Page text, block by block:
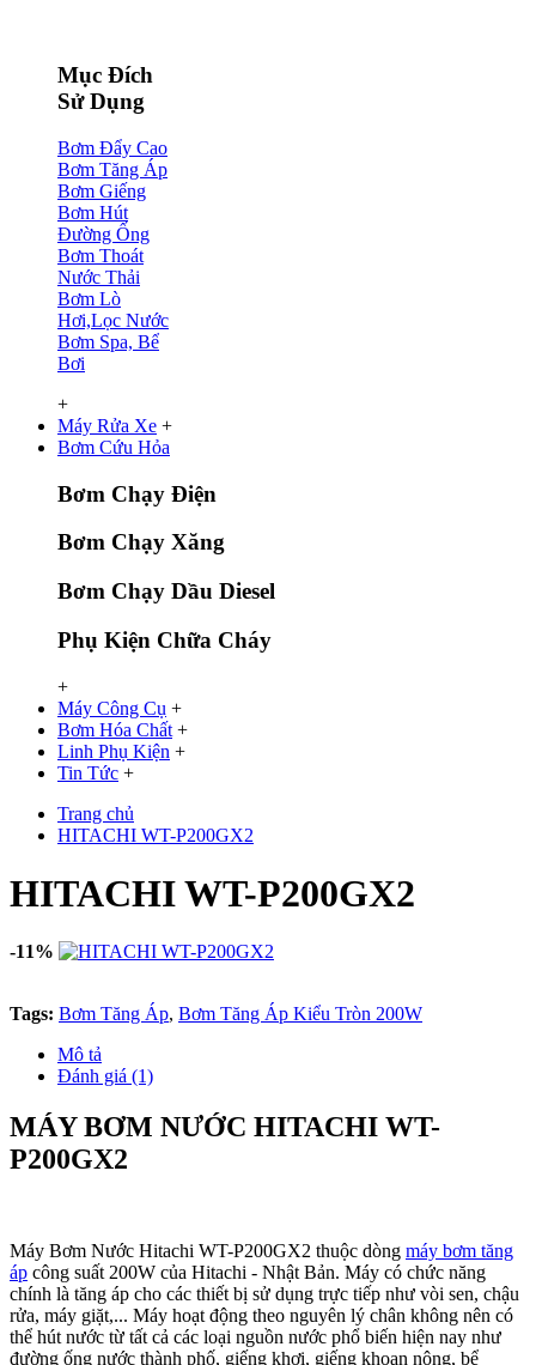
Mục Đích
Sử Dụng
Bơm Đẩy Cao
Bơm Tăng Áp
Bơm Giếng
Bơm Hút
Đường Ống
Bơm Thoát
Nước Thải
Bơm Lò
Hơi,Lọc Nước
Bơm Spa, Bể
Bơi
+
Máy Rửa Xe +
Bơm Cứu Hỏa
Bơm Chạy Điện
Bơm Chạy Xăng
Bơm Chạy Dầu Diesel
Phụ Kiện Chữa Cháy
+
Máy Công Cụ +
Bơm Hóa Chất +
Linh Phụ Kiện +
Tin Tức +
Trang chủ
HITACHI WT-P200GX2
HITACHI WT-P200GX2
-11%
Tags: Bơm Tăng Áp, Bơm Tăng Áp Kiểu Tròn 200W
Mô tả
Đánh giá (1)
MÁY BƠM NƯỚC HITACHI WT-
P200GX2
Máy Bơm Nước Hitachi WT-P200GX2 thuộc dòng máy bơm tăng
áp công suất 200W của Hitachi - Nhật Bản. Máy có chức năng
chính là tăng áp cho các thiết bị sử dụng trực tiếp như vòi sen, chậu
rửa, máy giặt,... Máy hoạt động theo nguyên lý chân không nên có
thể hút nước từ tất cả các loại nguồn nước phổ biến hiện nay như
đường ống nước thành phố, giếng khơi, giếng khoan nông, bể